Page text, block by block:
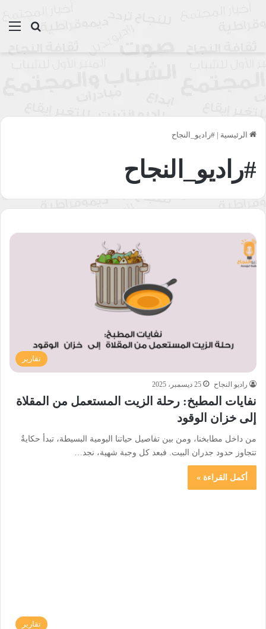
بحث
الرئيسية | #راديو_النجاح
#راديو_النجاح
تقارير
راديو النجاح 25 ديسمبر، 2025
نفايات المطبخ: رحلة الزيت المستعمل من المقلاة
إلى خزان الوقود
من داخل مطابخنا، ومن بين تفاصيل حياتنا اليومية البسيطة، تبدأ حكايةٌ
تتجاوز حدود جدران البيت. فبعد كل وجبة شهية، نجد…
أكمل القراءة »
تقارير